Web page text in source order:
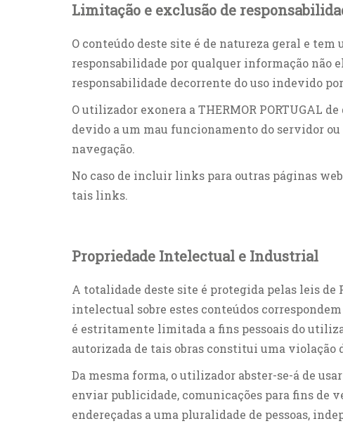
Limitação e exclusão de
O conteúdo deste site é de natureza geral e
responsabilidade por qualquer informação não
responsabilidade decorrente do uso indevido
O utilizador exonera a THERMOR PORTUGAL
devido a um mau funcionamento do servidor
navegação.
No caso de incluir links para outras páginas
tais links.
Propriedade Intelectual e Industrial
A totalidade deste site é protegida pelas leis
intelectual sobre estes conteúdos
é estritamente limitada a fins pessoais do
autorizada de tais obras constitui uma
Da mesma forma, o utilizador abster-se-á de
enviar publicidade, comunicações para fins de
endereçadas a uma pluralidade de pessoas,